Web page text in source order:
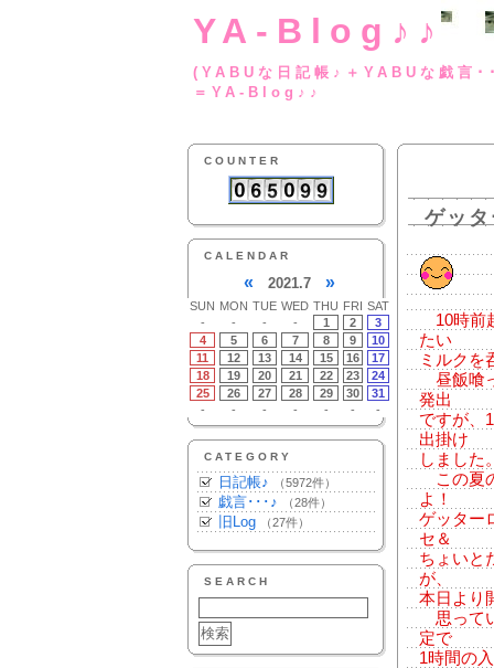
YA-Blog♪♪
(YABUな日記帳♪
＝YA-Blog♪♪
COUNTER
CALENDAR
« 2021.7 »
SUN MON TUE WED THU FRI SAT
-
- - - 1 2
3
4
5 6 7 8 9
10
11
12 13 14 15 16
17
18
19 20 21 22 23
24
25
26 27 28 29 30
31
-
- - - - - -
CATEGORY
日記帳♪ （5972件）
戯言･･･♪ （28件）
旧Log （27件）
SEARCH
ゲッ
10時前
たい
ミルクを
昼飯喰
発出
ですが、
出掛け
しました
この夏
よ！
ゲッター
セ＆
ちょいと
が、
本日より
思って
定で
1時間の